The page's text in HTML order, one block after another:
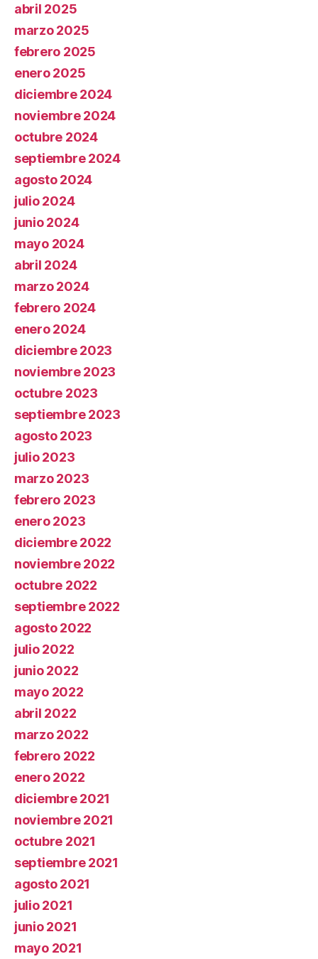
abril 2025
marzo 2025
febrero 2025
enero 2025
diciembre 2024
noviembre 2024
octubre 2024
septiembre 2024
agosto 2024
julio 2024
junio 2024
mayo 2024
abril 2024
marzo 2024
febrero 2024
enero 2024
diciembre 2023
noviembre 2023
octubre 2023
septiembre 2023
agosto 2023
julio 2023
marzo 2023
febrero 2023
enero 2023
diciembre 2022
noviembre 2022
octubre 2022
septiembre 2022
agosto 2022
julio 2022
junio 2022
mayo 2022
abril 2022
marzo 2022
febrero 2022
enero 2022
diciembre 2021
noviembre 2021
octubre 2021
septiembre 2021
agosto 2021
julio 2021
junio 2021
mayo 2021